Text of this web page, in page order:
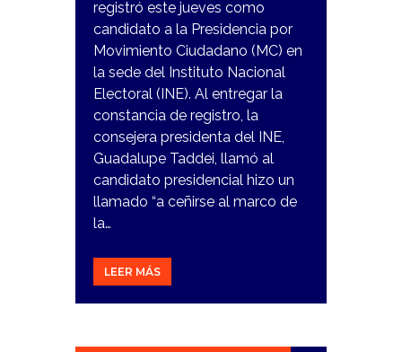
registró este jueves como
candidato a la Presidencia por
Movimiento Ciudadano (MC) en
la sede del Instituto Nacional
Electoral (INE). Al entregar la
constancia de registro, la
consejera presidenta del INE,
Guadalupe Taddei, llamó al
candidato presidencial hizo un
llamado “a ceñirse al marco de
la…
LEER MÁS
20